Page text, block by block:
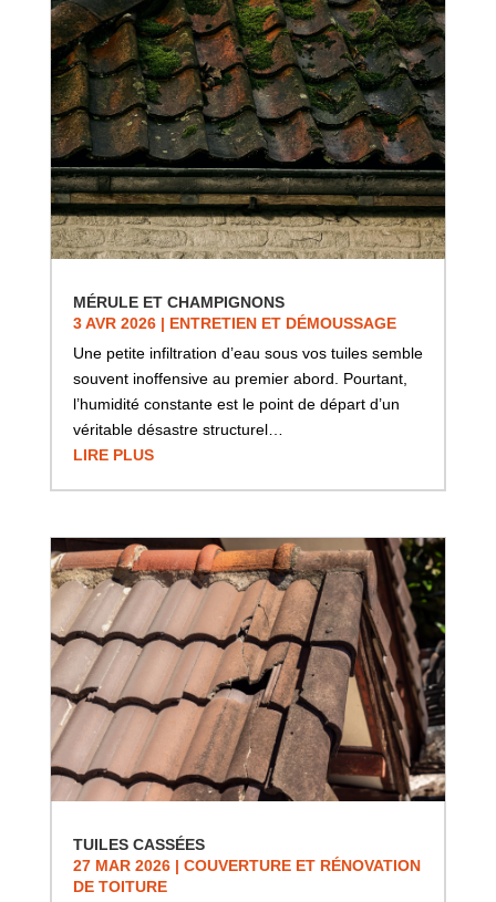
MÉRULE ET CHAMPIGNONS
3 AVR 2026| ENTRETIEN ET DÉMOUSSAGE
Une petite infiltration d’eau sous vos tuiles semble
souvent inoffensive au premier abord. Pourtant,
l’humidité constante est le point de départ d’un
véritable désastre structurel…
LIRE PLUS
TUILES CASSÉES
27 MAR 2026| COUVERTURE ET RÉNOVATION
DE TOITURE